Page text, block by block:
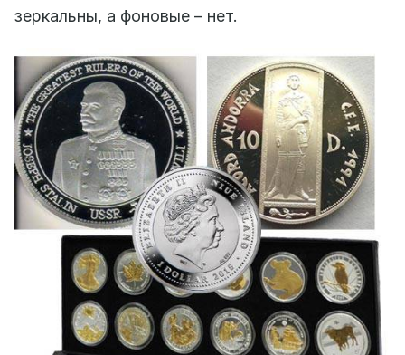
зеркальны, а фоновые – нет.